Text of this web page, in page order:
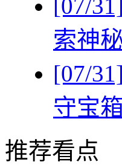
[07/31]
索神
[07/31]
守宝箱
推荐看点